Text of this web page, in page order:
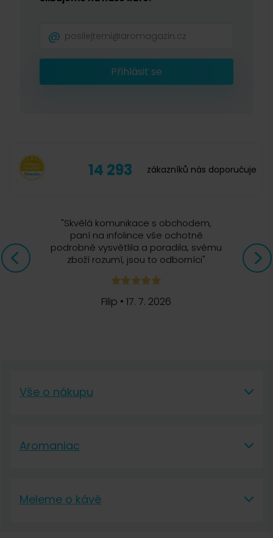
Přihlásit se
14 293 zákazníků nás doporučuje
"Skvělá komunikace s obchodem,
paní na infolince vše ochotně
podrobně vysvětlila a poradila, svému
zboží rozumí, jsou to odborníci"
Filip •17. 7. 2026
Vše o nákupu
Aromaniac
Meleme o kávě